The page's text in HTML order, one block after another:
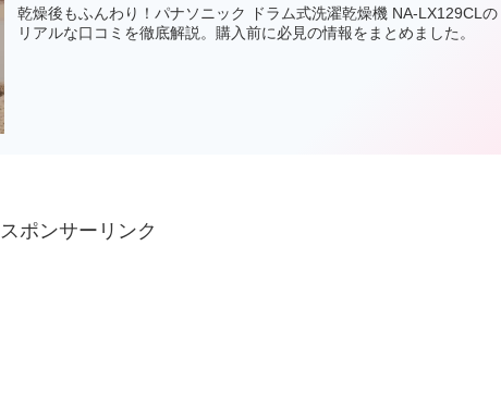
乾燥後もふんわり！パナソニック ドラム式洗濯乾燥機 NA-LX129CLの
リアルな口コミを徹底解説。購入前に必見の情報をまとめました。
スポンサーリンク